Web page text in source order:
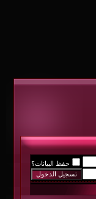
حفظ البيانات؟